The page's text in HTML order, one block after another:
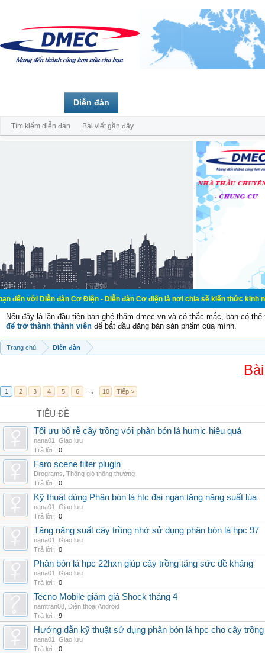
đàn Cơ Điện - Diễn đàn Cơ điện là nơi chia sẽ kiến thức kinh nghiệm
Nếu đây là lần đầu tiên bạn ghé thăm dmec.vn và có thắc mắc, bạn có
để trở thành thành viên để bắt đầu đăng bán sản phẩm của mình.
Trang chủ Diễn đàn
1 2 3 4 5 6 → 10 Tiếp >
TIÊU ĐỀ
Tối ưu bộ rễ cây trồng với phân bón lá humic hiệu quả
nana01
Giao lưu
Trả lời:
0
Faro scene filter plugin
Drograms Thông gió thông thường
Trả lời:
0
Kỹ thuật dùng Phân bón lá htc đại ngàn tăng năng suất lúa
nana01
Giao lưu
Trả lời:
0
Tăng năng suất cây trồng nhờ sử dụng phân bón lá hpc 97
nana01
Giao lưu
Trả lời:
0
Phân bón lá hpc 22hxn giúp cây trồng tăng sức đề kháng
nana01
Giao lưu
Trả lời:
0
Tecno Mobile giảm giá Shock tháng 4
namtran08 Điện thoại Android
Trả lời:
9
Hướng dẫn kỹ thuật sử dụng phân bón lá hpc cho cây trồng
nana01
Giao lưu
Trả lời:
0
Diễn đàn
Tìm kiếm diễn đàn Bài viết gần đây